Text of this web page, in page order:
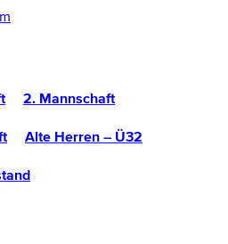
2. Mannschaft
Alte Herren – Ü32